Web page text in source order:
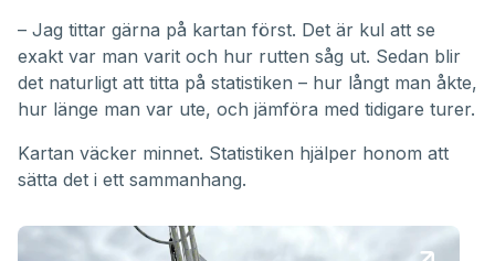
– Jag tittar gärna på kartan först. Det är kul att se
exakt var man varit och hur rutten såg ut. Sedan blir
det naturligt att titta på statistiken – hur långt man åkte,
hur länge man var ute, och jämföra med tidigare turer.
Kartan väcker minnet. Statistiken hjälper honom att
sätta det i ett sammanhang.